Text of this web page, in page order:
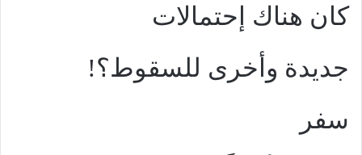
كان هناك إحتمالات
جديدة وأخرى للسقوط؟!
سفر